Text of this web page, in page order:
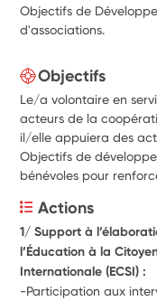
Objectifs de
d'associations.
Objectifs
Le/a volontaire en
acteurs de la
il/elle appuiera des
Objectifs de
bénévoles pour
Actions
1/ Support à
l’Éducation à la
Internationale (ECSI) :
-Participation aux